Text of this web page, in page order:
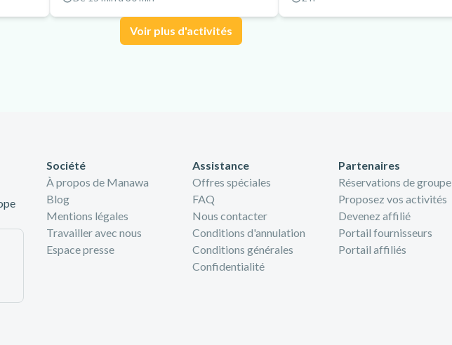
Voir plus d'activités
Société
À propos de Manawa
Blog
Mentions légales
Travailler avec nous
Espace presse
Assistance
Offres spéciales
FAQ
Nous contacter
Conditions d'annulation
Conditions générales
Confidentialité
Partenaires
Réservations de groupe
Proposez vos activités
Devenez affilié
Portail fournisseurs
Portail affiliés